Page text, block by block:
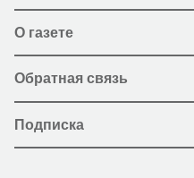
О газете
Обратная связь
Подписка